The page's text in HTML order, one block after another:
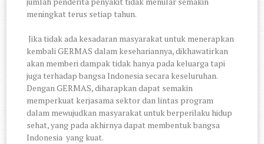
meningkat terus setiap tahun.
Jika tidak ada kesadaran masyarakat untuk menerapkan
kembali GERMAS dalam kesehariannya, dikhawatirkan
akan memberi dampak tidak hanya pada keluarga tapi
juga terhadap bangsa Indonesia secara keseluruhan.
Dengan GERMAS, diharapkan dapat semakin
memperkuat kerjasama sektor dan lintas program
dalam mewujudkan masyarakat untuk berperilaku hidup
sehat, yang pada akhirnya dapat membentuk bangsa
Indonesia yang kuat.